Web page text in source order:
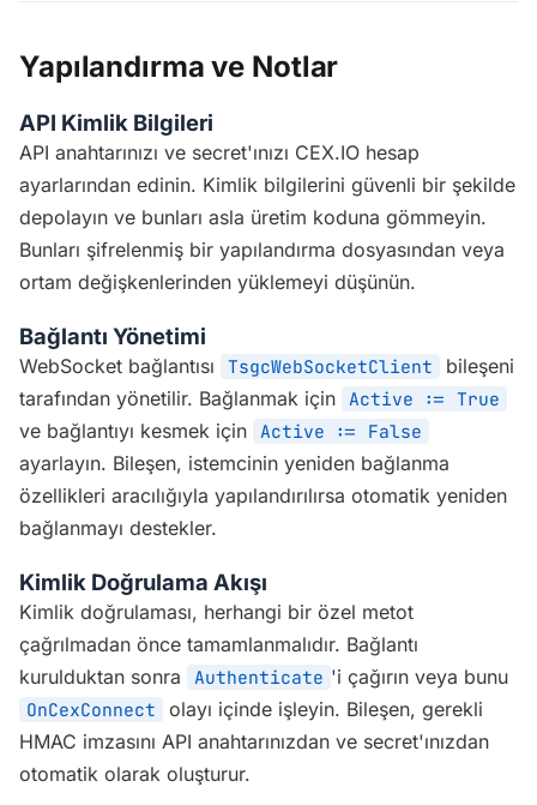
Yapılandırma ve Notlar
API Kimlik Bilgileri
API anahtarınızı ve secret'ınızı CEX.IO hesap
ayarlarından edinin. Kimlik bilgilerini güvenli bir şekilde
depolayın ve bunları asla üretim koduna gömmeyin.
Bunları şifrelenmiş bir yapılandırma dosyasından veya
ortam değişkenlerinden yüklemeyi düşünün.
Bağlantı Yönetimi
WebSocket bağlantısı TsgcWebSocketClient
bileşeni
tarafından yönetilir. Bağlanmak için Active := True
ve bağlantıyı kesmek için Active := False
ayarlayın. Bileşen, istemcinin yeniden bağlanma
özellikleri aracılığıyla yapılandırılırsa otomatik yeniden
bağlanmayı destekler.
Kimlik Doğrulama Akışı
Kimlik doğrulaması, herhangi bir özel metot
çağrılmadan önce tamamlanmalıdır. Bağlantı
kurulduktan sonra
Authenticate 'i çağırın veya bunu
OnCexConnect
olayı içinde işleyin. Bileşen, gerekli
HMAC imzasını API anahtarınızdan ve secret'ınızdan
otomatik olarak oluşturur.